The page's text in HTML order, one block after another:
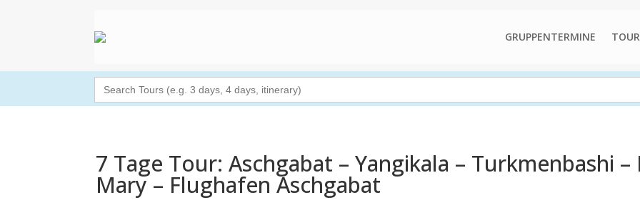
GRUPPENTERMINE
Search
for:
7 Tage Tour: Aschgabat – Yangikala – Turkmenbashi –
Mary – Flughafen Aschgabat